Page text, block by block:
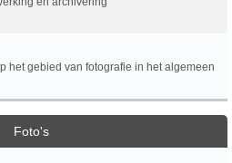
het gebied van fotografie in het algemeen
Foto's